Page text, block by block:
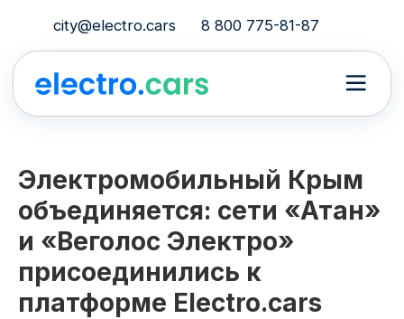
city@electro.cars 8 800 775-81-87
Электромобильный Крым
объединяется: сети «Атан»
и «Веголос Электро»
присоединились к
платформе Electro.cars